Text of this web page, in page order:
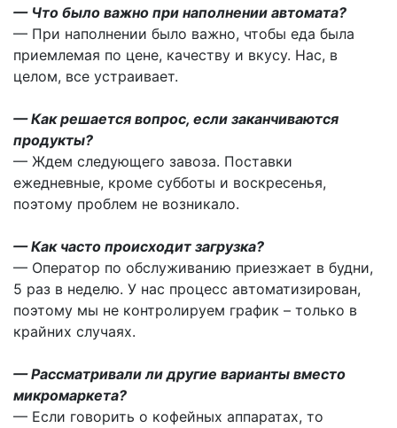
— Что было важно при наполнении автомата?
— При наполнении было важно, чтобы еда была
приемлемая по цене, качеству и вкусу. Нас, в
целом, все устраивает.
— Как решается вопрос, если заканчиваются
продукты?
— Ждем следующего завоза. Поставки
ежедневные, кроме субботы и воскресенья,
поэтому проблем не возникало.
— Как часто происходит загрузка?
— Оператор по обслуживанию приезжает в будни,
5 раз в неделю. У нас процесс автоматизирован,
поэтому мы не контролируем график – только в
крайних случаях.
— Рассматривали ли другие варианты вместо
микромаркета?
— Если говорить о кофейных аппаратах, то